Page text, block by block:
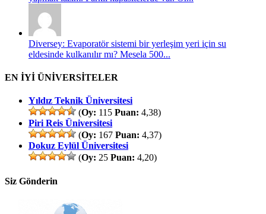
Diversey: Evaporatör sistemi bir yerleşim yeri için su
eldesinde kulkanılır mı? Mesela 500...
EN İYİ ÜNİVERSİTELER
Yıldız Teknik Üniversitesi
(Oy: 115 Puan: 4,38)
Piri Reis Üniversitesi
(Oy: 167 Puan: 4,37)
Dokuz Eylül Üniversitesi
(Oy: 25 Puan: 4,20)
Siz Gönderin